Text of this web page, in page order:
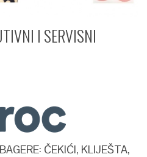
I SERVISNI
ČEKIĆI, KLIJEŠTA,